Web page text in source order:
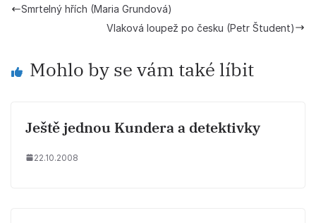
Smrtelný hřích (Maria Grundová)
Vlaková loupež po česku (Petr Študent)
Mohlo by se vám také líbit
Ještě jednou Kundera a detektivky
22.10.2008